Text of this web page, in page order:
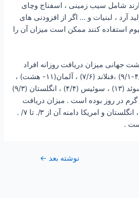
شامل سیب زمینی ، اسفناج وچای
آرد ، لبنیات و … اگر از افزودنی های
استفاده کنند ممکن است میزان آن را
جهانی میزان دریافت روزانه افراد
بزرگسال در استرالیا (۴/۲-۹/۱) ،فنلاند (۷/۶) ، آلمان(۱۱- هشت) ،
ژاپن (۵/۴ ) ، هلند (۳) ، سوئد (۱۳) ، سوئیس (۴/۴) ، انگلستان (۹/۳)
۸-۱/۷) میلی گرم در روز بوده است . میزان دریافت
روزانه نوز ادان در کانادا ، انگلستان و امریکا دامنه آن از ۳/. تا ۷/ .
.
نوشته بعد ←